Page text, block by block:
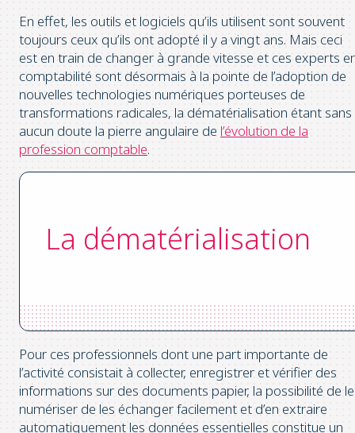
En effet, les outils et logiciels qu’ils utilisent sont souvent
toujours ceux qu’ils ont adopté il y a vingt ans. Mais ceci
est en train de changer à grande vitesse et ces experts
comptabilité sont désormais à la pointe de l’adoption de
nouvelles technologies numériques porteuses de
transformations radicales, la dématérialisation étant sans
aucun doute la pierre angulaire de l’évolution de la
profession comptable.
La dématérialisation
Pour ces professionnels dont une part importante de
l’activité consistait à collecter, enregistrer et vérifier des
informations sur des documents papier, la possibilité de
numériser de les échanger facilement et d’en extraire
automatiquement les données essentielles constitue un